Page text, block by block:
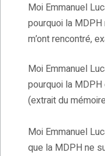
Moi Emmanuel
pourquoi la
m’ont rencontré,
Moi Emmanuel
pourquoi la MDPH
(extrait du
Moi Emmanuel
que la MDPH ne